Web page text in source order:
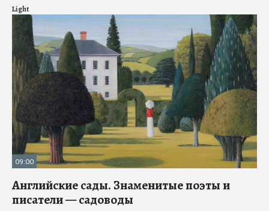
Light
09:00
Английские сады. Знаменитые поэты и
писатели — садоводы